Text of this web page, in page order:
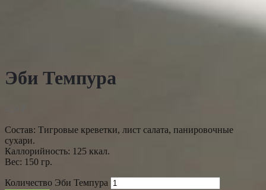
Эби Темпура
Состав: Тигровые креветки, лист салата, панировочные
сухари.
Каллорийность: 125 ккал.
Вес: 150 гр.
Количество Эби Темпура